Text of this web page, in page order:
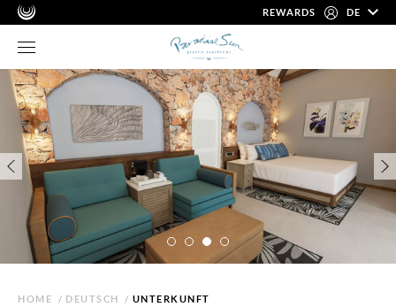
REWARDS DE
HOME / DEUTSCH / UNTERKUNFT